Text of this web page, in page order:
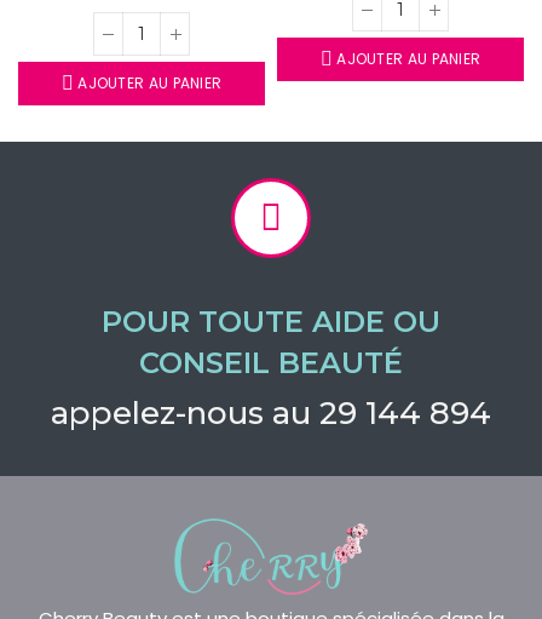
AJOUTER AU PANIER
AJOUTER AU PANIER
POUR TOUTE AIDE OU
CONSEIL BEAUTÉ
appelez-nous au 29 144 894